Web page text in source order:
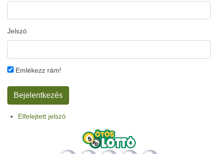
Jelszó
Emlékezz rám!
Elfelejtett jelszó